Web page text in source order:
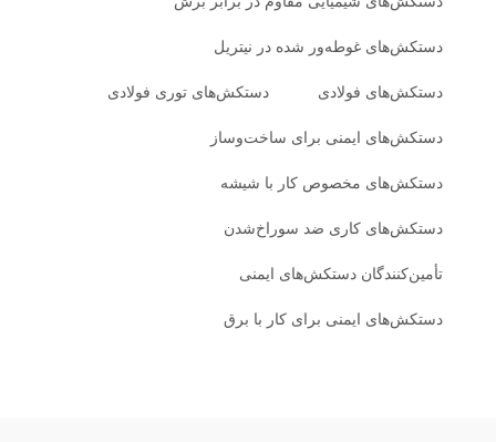
دستکش‌های غوطه‌ور شده در نیتریل
دستکش‌های فولادی دستکش‌های توری فولادی
دستکش‌های ایمنی برای ساخت‌وساز
دستکش‌های مخصوص کار با شیشه
دستکش‌های کاری ضد سوراخ‌شدن
تأمین‌کنندگان دستکش‌های ایمنی
دستکش‌های ایمنی برای کار با برق